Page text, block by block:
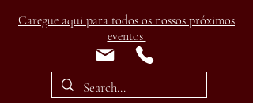
Caregue aqui para todos os nossos próximos
eventos